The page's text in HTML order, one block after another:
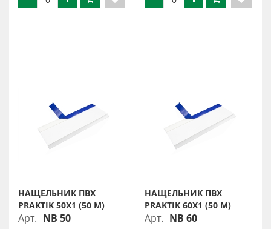
НАЩЕЛЬНИК ПВХ
PRAKTIK 50X1 (50 М)
Арт. NB 50
НАЩЕЛЬНИК ПВХ
PRAKTIK 60X1 (50 М)
Арт. NB 60